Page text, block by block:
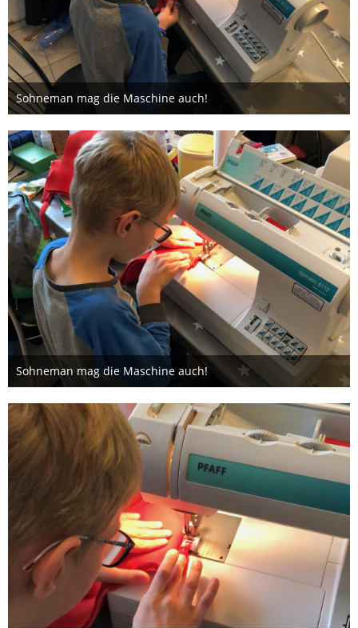
Sohneman mag die Maschine auch!
9. Oktober 2019
Sohneman mag die Maschine auch!
9. Oktober 2019